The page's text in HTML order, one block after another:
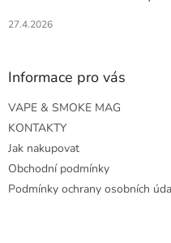
27.4.2026
Informace pro vás
VAPE & SMOKE MAG
KONTAKTY
Jak nakupovat
Obchodní podmínky
Podmínky ochrany osobních